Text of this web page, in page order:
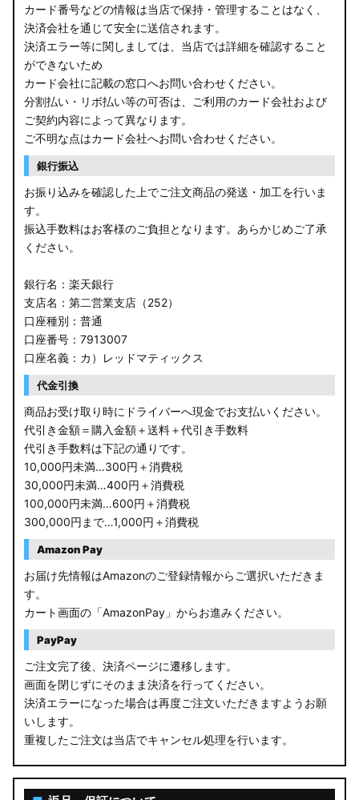
カード番号などの情報は当店で保持・管理することはなく、
決済会社を通じて安全に送信されます。
決済エラー等に関しましては、当店では詳細を確認すること
ができないため
カード会社に記載の窓口へお問い合わせください。
分割払い・リボ払い等の可否は、ご利用のカード会社および
ご契約内容によって異なります。
ご不明な点はカード会社へお問い合わせください。
銀行振込
お振り込みを確認した上でご注文商品の発送・加工を行いま
す。
振込手数料はお客様のご負担となります。あらかじめご了承
ください。
銀行名：楽天銀行
支店名：第二営業支店（252）
口座種別：普通
口座番号：7913007
口座名義：カ）レッドマティックス
代金引換
商品お受け取り時にドライバーへ現金でお支払いください。
代引き金額＝購入金額＋送料＋代引き手数料
代引き手数料は下記の通りです。
10,000円未満…300円＋消費税
30,000円未満…400円＋消費税
100,000円未満…600円＋消費税
300,000円まで…1,000円＋消費税
Amazon Pay
お届け先情報はAmazonのご登録情報からご選択いただきま
す。
カート画面の「AmazonPay」からお進みください。
PayPay
ご注文完了後、決済ページに遷移します。
画面を閉じずにそのまま決済を行ってください。
決済エラーになった場合は再度ご注文いただきますようお願
いします。
重複したご注文は当店でキャンセル処理を行います。